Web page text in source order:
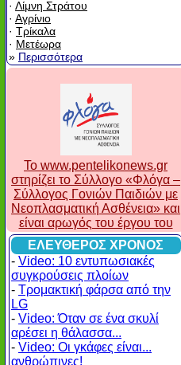
· Λίμνη Στράτου
· Αγρίνιο
· Τρίκαλα
· Μετέωρα
» Περισσότερα
To www.pentelikonews.gr
στηρίζει το Σύλλογο «Φλόγα –
Σύλλογος Γονιών Παιδιών με
Νεοπλασματική Ασθένεια» και
είναι αρωγός του έργου του
ΕΛΕΥΘΕΡΟΣ ΧΡΟΝΟΣ
- Video: 10 εντυπωσιακές
συγκρούσεις πλοίων
- Τρομακτική φάρσα από την
LG
- Video: Όταν σε ένα σκυλί
αρέσει η θάλασσα...
- Video: Οι γκάφες είναι...
ανθρώπινες!